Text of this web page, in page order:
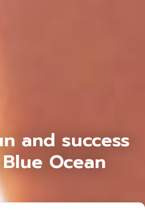
and success
Ocean